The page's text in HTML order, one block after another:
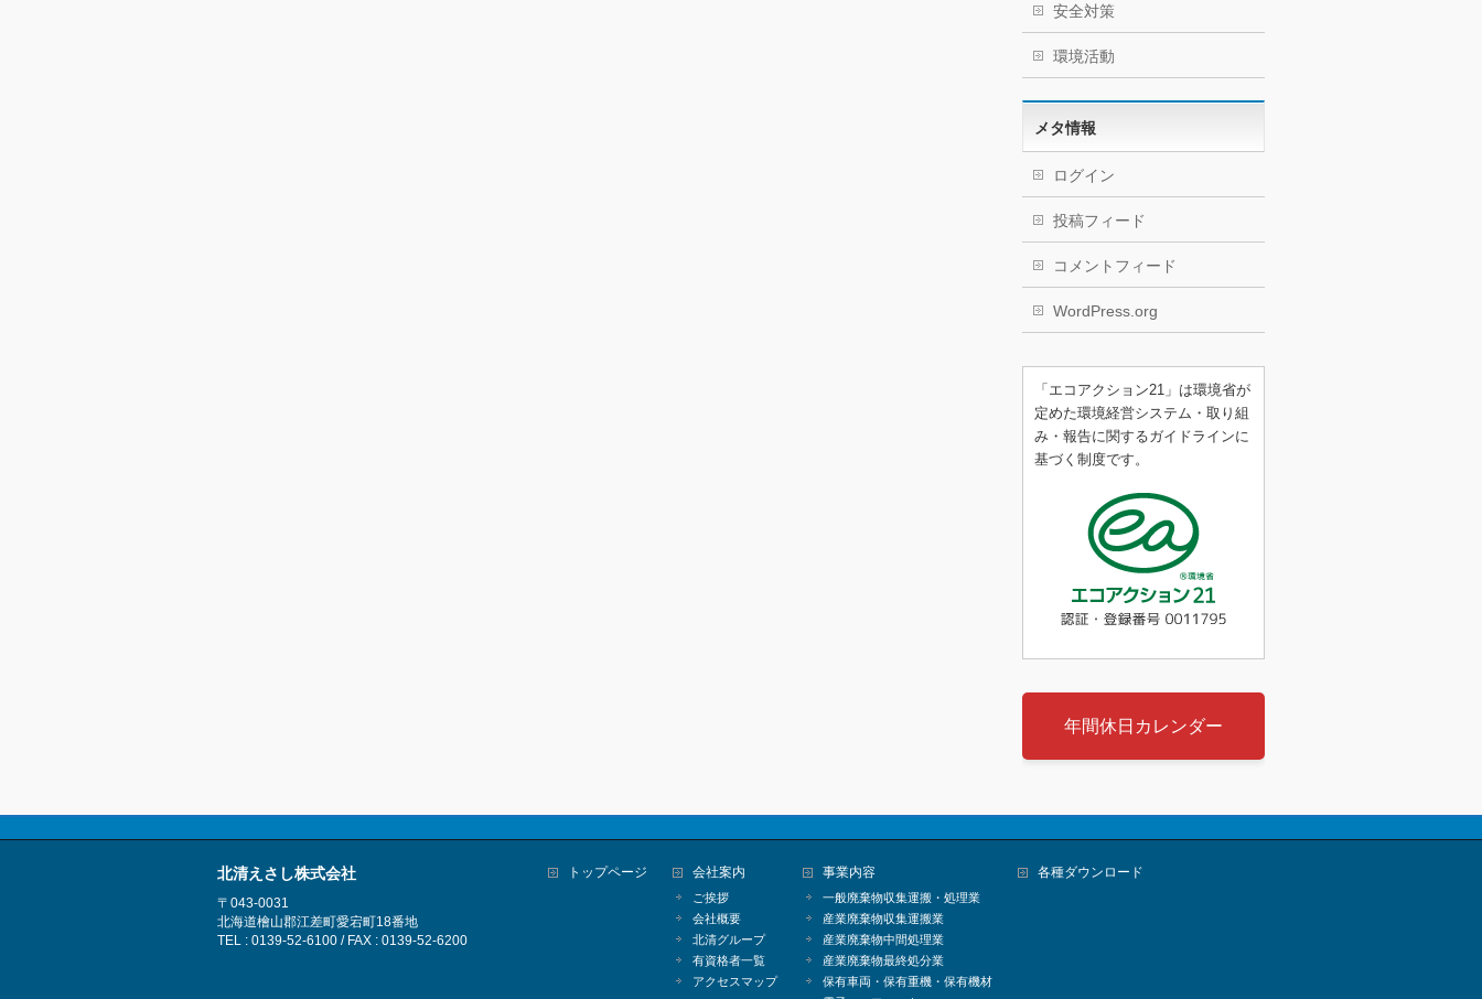
安全対策
環境活動
メタ情報
ログイン
投稿フィード
コメントフィード
WordPress.org
「エコアクション21」は環境省が
定めた環境経営システム・取り組
み・報告に関するガイドラインに
基づく制度です。
年間休日カレンダー
北清えさし株式会社
〒043-0031
北海道檜山郡江差町愛宕町18番地
TEL : 0139-52-6100 / FAX : 0139-52-6200
トップページ 会社案内
ご挨拶
会社概要
北清グループ
有資格者一覧
アクセスマップ
事業内容
一般廃棄物収集運搬・処理業
産業廃棄物収集運搬業
産業廃棄物中間処理業
産業廃棄物最終処分業
保有車両・保有重機・保有機材
各種ダウンロード